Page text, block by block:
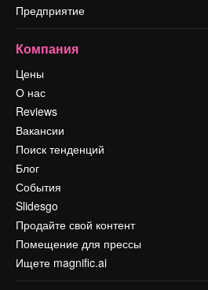
Предприятие
Компания
Цены
О нас
Reviews
Вакансии
Поиск тенденций
Блог
События
Slidesgo
Продайте свой контент
Помещение для прессы
Ищете magnific.ai